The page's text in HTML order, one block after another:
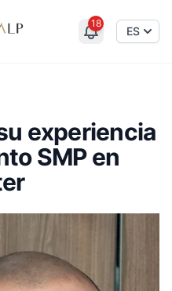
Center 18
ES
experiencia
SMP en